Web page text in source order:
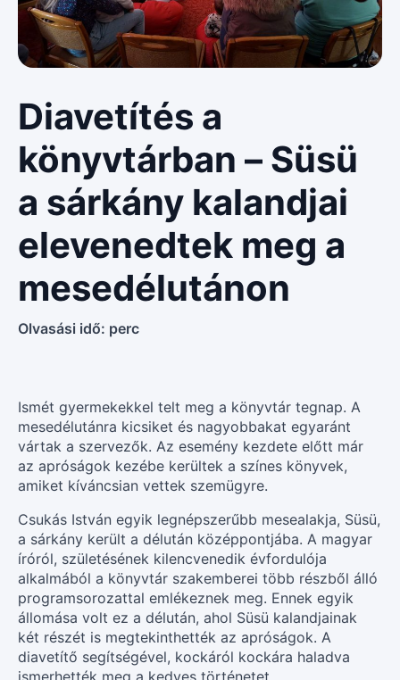
Diavetítés a
könyvtárban – Süsü
a sárkány kalandjai
elevenedtek meg a
mesedélutánon
Olvasási idő: perc
Ismét gyermekekkel telt meg a könyvtár tegnap. A
mesedélutánra kicsiket és nagyobbakat egyaránt
vártak a szervezők. Az esemény kezdete előtt már
az apróságok kezébe kerültek a színes könyvek,
amiket kíváncsian vettek szemügyre.
Csukás István egyik legnépszerűbb mesealakja, Süsü,
a sárkány került a délután középpontjába. A magyar
íróról, születésének kilencvenedik évfordulója
alkalmából a könyvtár szakemberei több részből álló
programsorozattal emlékeznek meg. Ennek egyik
állomása volt ez a délután, ahol Süsü kalandjainak
két részét is megtekinthették az apróságok. A
diavetítő segítségével, kockáról kockára haladva
ismerhették meg a kedves történetet.